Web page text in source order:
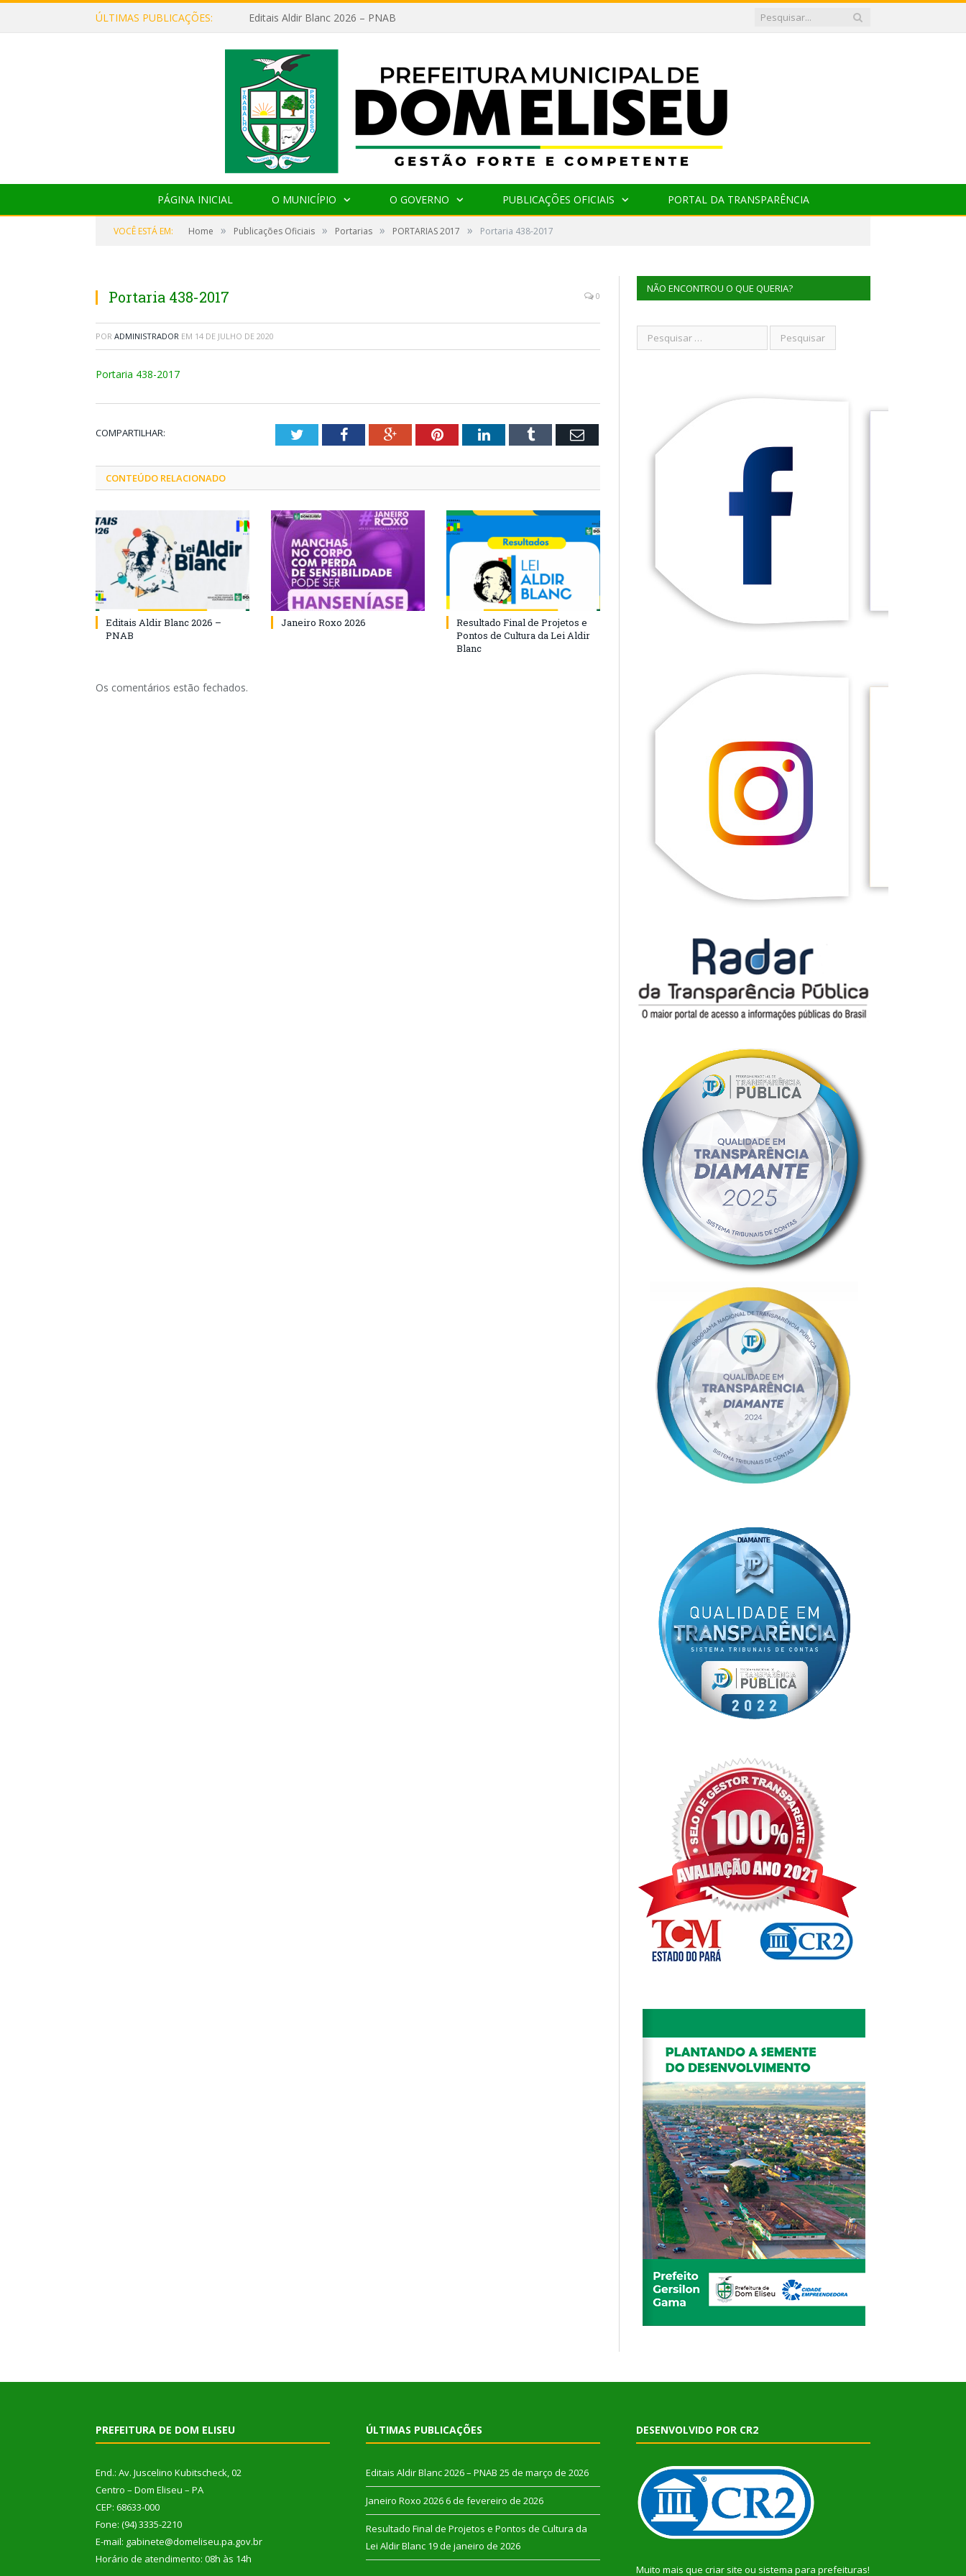
ÚLTIMAS PUBLICAÇÕES: Editais Aldir Blanc 2026 – PNAB
PÁGINA INICIAL O MUNICÍPIO O GOVERNO PUBLICAÇÕES OFICIAIS PORTAL DA TRANSPARÊNCIA
VOCÊ ESTÁ EM: Home » Publicações Oficiais » Portarias » PORTARIAS 2017 » Portaria 438-2017
Portaria 438-2017 0
POR ADMINISTRADOR EM 14 DE JULHO DE 2020
Portaria 438-2017
COMPARTILHAR: TwitterFacebookGoogle+PinterestLinkedInTumblr Email
CONTEÚDO RELACIONADO
Editais Aldir Blanc 2026 –
PNAB
Janeiro Roxo 2026
Resultado Final de Projetos e
Pontos de Cultura da Lei Aldir
Blanc
Os comentários estão fechados.
NÃO ENCONTROU O QUE QUERIA?
PREFEITURA DE DOM ELISEU
End.: Av. Juscelino Kubitscheck, 02
Centro – Dom Eliseu – PA
CEP: 68633-000
Fone: (94) 3335-2210
E-mail: gabinete@domeliseu.pa.gov.br
Horário de atendimento: 08h às 14h
ÚLTIMAS PUBLICAÇÕES
Editais Aldir Blanc 2026 – PNAB 25 de março de 2026
Janeiro Roxo 2026 6 de fevereiro de 2026
Resultado Final de Projetos e Pontos de Cultura da
Lei Aldir Blanc 19 de janeiro de 2026
DESENVOLVIDO POR CR2
Muito mais que criar site ou sistema para prefeituras!